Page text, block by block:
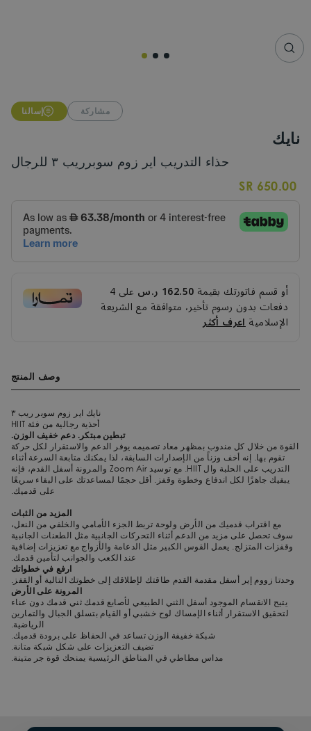
مشاركة إسالنا
نايك
حذاء التدريب اير زوم سوبرريب ٣ للرجال
650.00 SR
Regular
أو قسم فاتورتك بقيمة 162.50 ر.س على 4
دفعات بدون رسوم تأخير، متوافقة مع الشريعة
الإسلاميةاعرف أكثر
وصف المنتج
نايك اير زوم سوبر ريب ٣
أحذية رجالية من فئة HIIT
تبطين مبتكر. دعم خفيف الوزن.
القوة من خلال كل مندوب بمظهر معاد تصميمه يوفر الدعم والاستقرار لكل حركة
تقوم بها. إنه أخف وزناً من الإصدارات السابقة، لذا يمكنك متابعة السرعة أثناء
التدريب على الحلبة وال HIIT. مع توسيد Zoom Air والمرونة أسفل القدم، فإنه
يبقيك جاهزًا لكل اندفاع وخطوة وقفز. أقل حجمًا لمساعدتك على البقاء سريعًا
على قدميك.
المزيد من الثبات
مع اقتراب قدميك من الأرض ولوحة تربط الجزء الأمامي والخلفي من النعل،
سوف تحصل على مزيد من الدعم أثناء التحركات الجانبية مثل الطعنات الجانبية
وقفزات المتزلج. يعمل القوس الكبير مثل الدعامة والأزواج مع تعزيزات إضافية
عند الكعب والجوانب لتأمين قدمك.
ارفع في خطواتك
وحدتا زووم إير أسفل مقدمة القدم طاقتك لإطلاقك إلى خطوتك التالية أو القفز.
المرونة على الأرض
يتيح الانقسام الموجود أسفل الثني الطبيعي لأصابع قدمك ثني قدمك دون عناء
لتحقيق الاستقرار أثناء الإمساك لوح خشبي أو القيام بتسلق الجبال والتمارين
الرياضية.
شبكة خفيفة الوزن تساعد في الحفاظ على برودة قدميك.
تضيف التعزيزات على شكل شبكة متانة.
مداس مطاطي في المناطق الرئيسية يمنحك قوة جر متينة.